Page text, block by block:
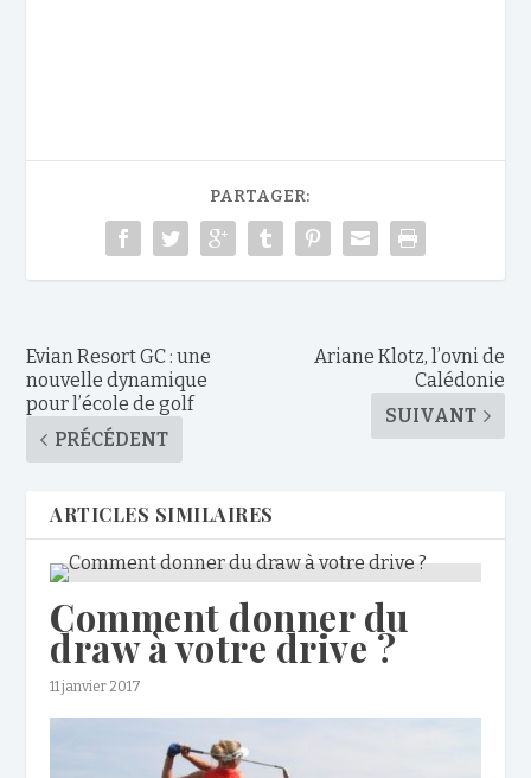
PARTAGER:
Evian Resort GC : une
nouvelle dynamique
pour l’école de golf
PRÉCÉDENT
Ariane Klotz, l’ovni de
Calédonie
SUIVANT
ARTICLES SIMILAIRES
Comment donner du
draw à votre drive ?
11 janvier 2017